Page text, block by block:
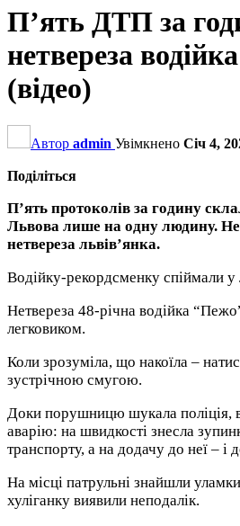
П’ять ДТП за
нетвереза
(відео)
Автор admin Увімкнено Січ 4,
Поділіться
П’ять протоколів за годину
Львова лише на одну людину.
нетвереза львів’янка.
Водійку-рекордсменку спіймали у
Нетвереза 48-річна водійка
легковиком.
Коли зрозуміла, що накоїла –
зустрічною смугою.
Доки порушницю шукала поліція,
аварію: на швидкості знесла
транспорту, а на додачу до неї – і
На місці патрульні знайшли
хуліганку виявили неподалік.